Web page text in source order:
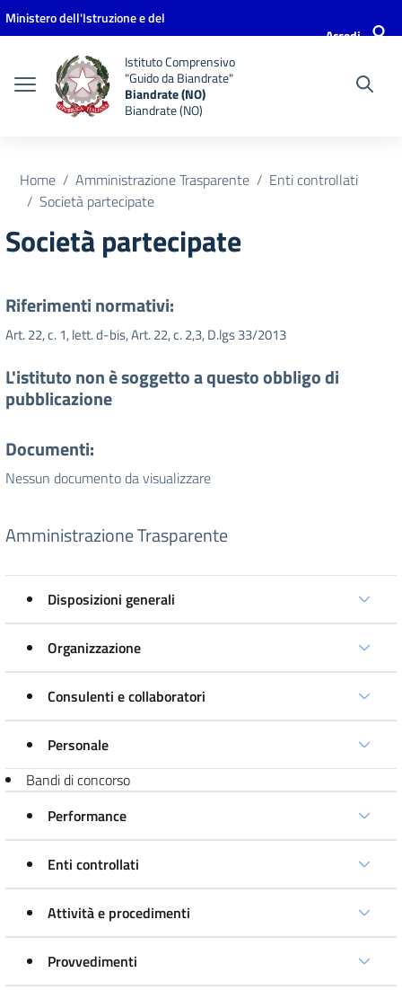
Vai ai contenuti
Vai al menu di navigazione
Vai al footer
Ministero dell'Istruzione e del
Accedi
Istituto Comprensivo
"Guido da Biandrate"
Biandrate (NO)
Biandrate (NO)
Home Amministrazione Trasparente
Enti controllati
Società partecipate
Società partecipate
Riferimenti normativi:
Art. 22, c. 1, lett. d-bis, Art. 22, c. 2,3, D.lgs 33/2013
L'istituto non è soggetto a questo obbligo di
pubblicazione
Documenti:
Nessun documento da visualizzare
Amministrazione Trasparente
Disposizioni generali
Organizzazione
Consulenti e collaboratori
Personale
Bandi di concorso
Performance
Enti controllati
Attività e procedimenti
Provvedimenti